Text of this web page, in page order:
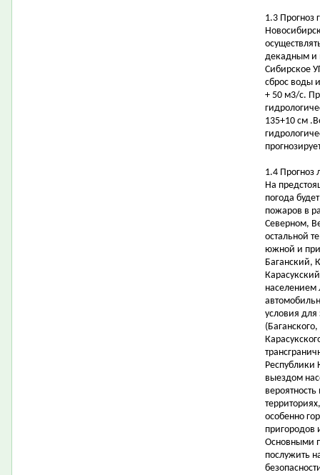
1.3 Прогноз
декадным и
Сибирское
сброс воды
+ 50 м3/с.
135+10 см
1.4 Прогноз
На
погода
пожаров в
Северном,
остальной
южной и
Баганский,
населением
условия
Республики
выездом
особенно
пригородов
Основными
послужить